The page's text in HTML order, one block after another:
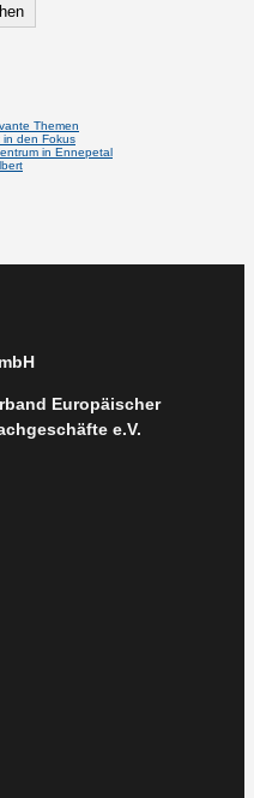
Themen
in den Fokus
in Ennepetal
Europäischer
e.V.